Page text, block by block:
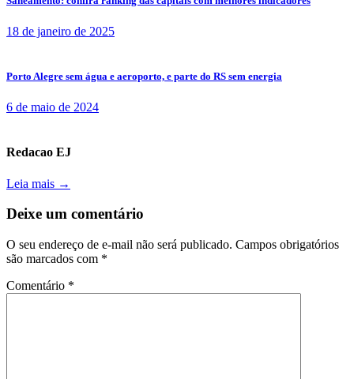
18 de janeiro de 2025
Porto Alegre sem água e aeroporto, e parte do RS sem energia
6 de maio de 2024
Redacao EJ
Leia mais →
Deixe um comentário
O seu endereço de e-mail não será publicado. Campos obrigatórios
são marcados com *
Comentário *